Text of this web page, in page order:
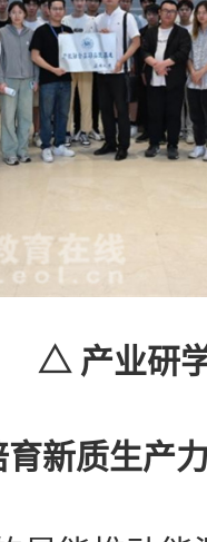
△ 产业研
新质生产